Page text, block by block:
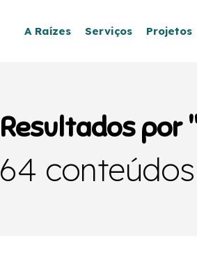
A Raízes Serviços Projetos
Resultados por
64